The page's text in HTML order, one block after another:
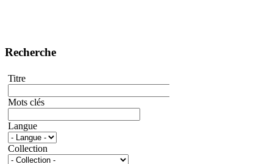
Recherche
Titre
Mots clés
Langue
Collection